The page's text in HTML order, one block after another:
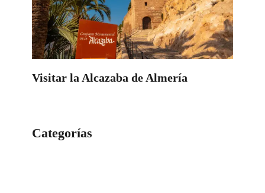
Visitar la Alcazaba de Almería
Categorías